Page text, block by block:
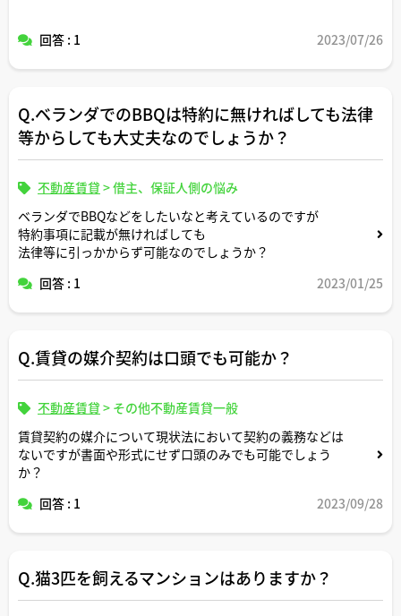
回答 : 1 2023/07/26
Q.ベランダでのBBQは特約に無ければしても法律
等からしても大丈夫なのでしょうか？
不動産賃貸 >借主、保証人側の悩み
ベランダでBBQなどをしたいなと考えているのですが
特約事項に記載が無ければしても
法律等に引っかからず可能なのでしょうか？
回答 : 1
2023/01/25
Q.賃貸の媒介契約は口頭でも可能か？
不動産賃貸 > その他不動産賃貸一般
賃貸契約の媒介について現状法において契約の義務などは
ないですが書面や形式にせず口頭のみでも可能でしょう
か？
回答 : 1
2023/09/28
Q.猫3匹を飼えるマンションはありますか？